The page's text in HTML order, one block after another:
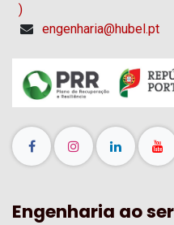
)
engenharia@hubel.pt
Engenharia ao